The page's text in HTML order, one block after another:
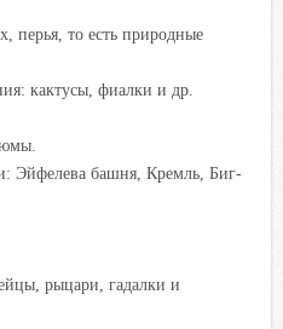
перья, то есть природные
кактусы, фиалки и др.
Эйфелева башня, Кремль, Биг-
рыцари, гадалки и